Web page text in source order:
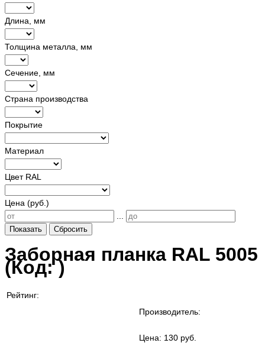
Длина, мм
Толщина металла, мм
Сечение, мм
Страна производства
Покрытие
Материал
Цвет RAL
Цена (руб.)
Показать Сбросить
Заборная планка RAL 5005
(Код:)
Рейтинг:
Производитель:
Цена: 130 руб.